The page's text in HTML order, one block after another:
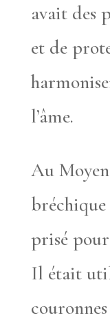
avait des
et de
l’âme.
Au
prisé pour
Il était